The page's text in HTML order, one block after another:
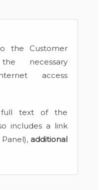
the Customer
necessary
access
text of the
includes a link
additional